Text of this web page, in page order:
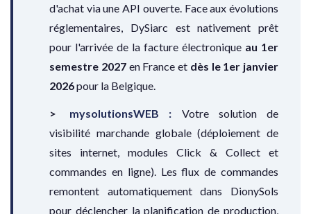
d'achat via une API ouverte. Face aux évolutions
réglementaires, DySiarc est nativement prêt
pour l'arrivée de la facture électronique au 1er
semestre 2027en France et dès le 1er janvier
2026pour la Belgique.
mysolutionsWEB : Votre solution de
visibilité marchande globale (déploiement de
sites internet, modules Click & Collect et
commandes en ligne). Les flux de commandes
remontent automatiquement dans DionySols
pour déclencher la planification de production,